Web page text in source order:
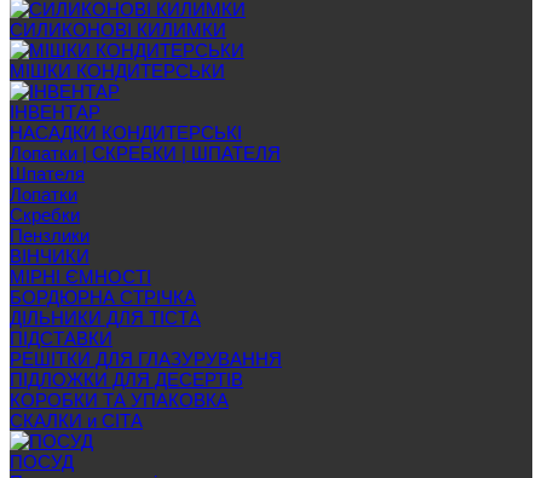
СИЛИКОНОВІ КИЛИМКИ
МІШКИ КОНДИТЕРСЬКИ
ІНВЕНТАР
НАСАДКИ КОНДИТЕРСЬКІ
Лопатки | СКРЕБКИ | ШПАТЕЛЯ
Шпателя
Лопатки
Скребки
Пензлики
ВІНЧИКИ
МІРНІ ЄМНОСТІ
БОРДЮРНА СТРІЧКА
ДІЛЬНИКИ ДЛЯ ТІСТА
ПІДСТАВКИ
РЕШІТКИ ДЛЯ ГЛАЗУРУВАННЯ
ПІДЛОЖКИ ДЛЯ ДЕСЕРТІВ
КОРОБКИ ТА УПАКОВКА
СКАЛКИ и СІТА
ПОСУД